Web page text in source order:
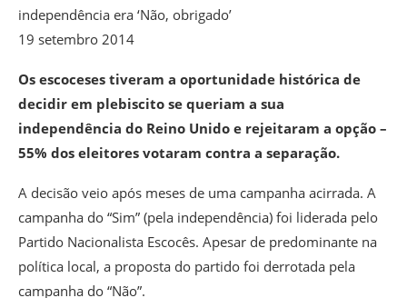
independência era ‘Não, obrigado’
19 setembro 2014
Os escoceses tiveram a oportunidade histórica de
decidir em plebiscito se queriam a sua
independência do Reino Unido e rejeitaram a opção –
55% dos eleitores votaram contra a separação.
A decisão veio após meses de uma campanha acirrada. A
campanha do “Sim” (pela independência) foi liderada pelo
Partido Nacionalista Escocês. Apesar de predominante na
política local, a proposta do partido foi derrotada pela
campanha do “Não”.